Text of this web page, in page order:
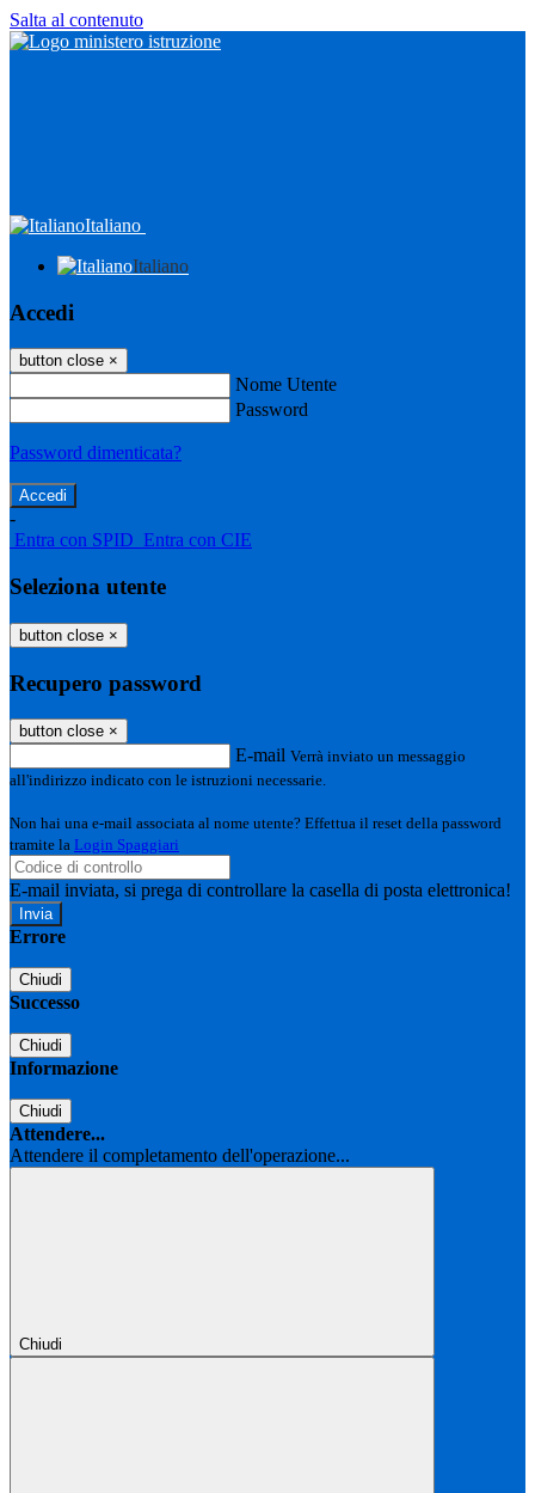
Salta al contenuto
Italiano
Italiano
Accedi
button close ×
Nome Utente
Password
Password dimenticata?
-
Entra con SPID Entra con CIE
Seleziona utente
button close ×
Recupero password
button close ×
E-mail Verrà inviato un messaggio
all'indirizzo indicato con le istruzioni necessarie.
Non hai una e-mail associata al nome utente? Effettua il reset della password
tramite la Login Spaggiari
E-mail inviata, si prega di controllare la casella di posta elettronica!
Errore
Chiudi
Successo
Chiudi
Informazione
Chiudi
Attendere...
Attendere il completamento dell'operazione...
Chiudi